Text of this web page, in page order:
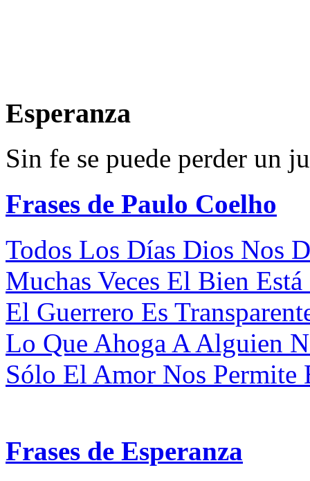
Esperanza
Sin fe se puede perder un
Frases de Paulo Coelho
Todos Los Días Dios Nos
Muchas Veces El Bien
El Guerrero Es
Lo Que Ahoga A Alguien
Sólo El Amor Nos Permite
Frases de Esperanza